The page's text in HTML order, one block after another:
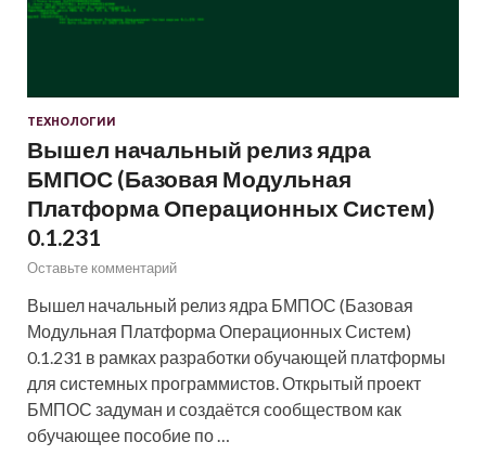
ТЕХНОЛОГИИ
Вышел начальный релиз ядра
БМПОС (Базовая Модульная
Платформа Операционных Систем)
0.1.231
Оставьте комментарий
Вышел начальный релиз ядра БМПОС (Базовая
Модульная Платформа Операционных Систем)
0.1.231 в рамках разработки обучающей платформы
для системных программистов. Открытый проект
БМПОС задуман и создаётся сообществом как
обучающее пособие по …